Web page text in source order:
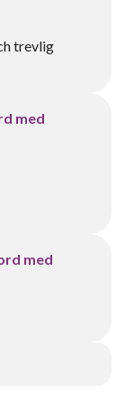
trevlig
med
med